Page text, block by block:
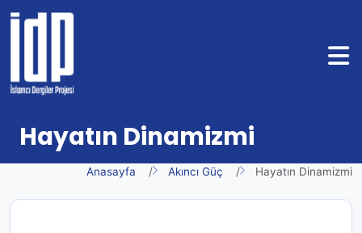
Hayatın Dinamizmi
Anasayfa Akıncı Güç Hayatın Dinamizmi